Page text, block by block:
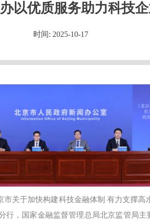
以优质服务助力科技
时间: 2025-10-17
关于加快构建科技金融体制 有力支撑高
行，国家金融监督管理总局北京监管局